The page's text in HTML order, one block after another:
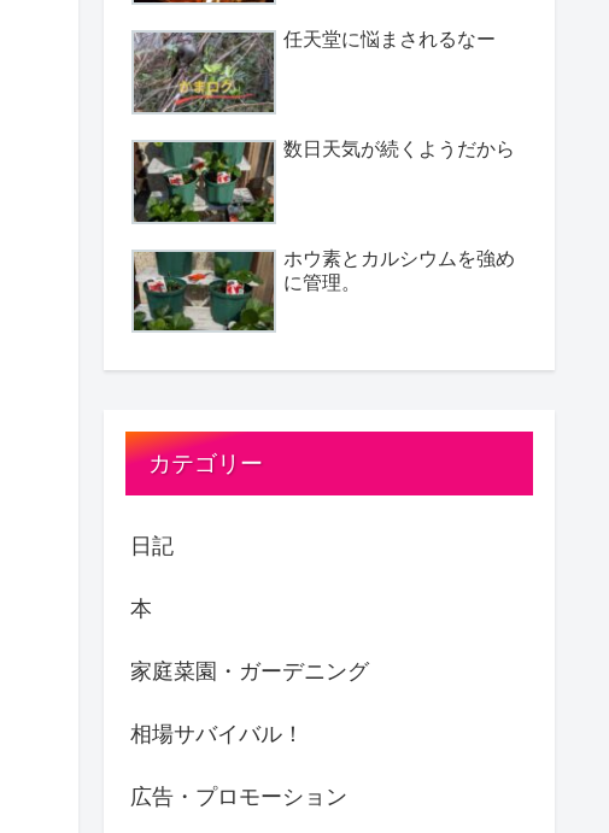
任天堂に悩まされるなー
数日天気が続くようだから
ホウ素とカルシウムを強め
に管理。
カテゴリー
日記
本
家庭菜園・ガーデニング
相場サバイバル！
広告・プロモーション